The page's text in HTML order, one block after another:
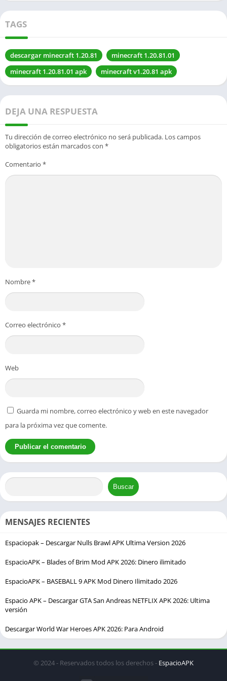
TAGS
descargar minecraft 1.20.81
minecraft 1.20.81.01
minecraft 1.20.81.01 apk
minecraft v1.20.81 apk
DEJA UNA RESPUESTA
Tu dirección de correo electrónico no será publicada. Los campos
obligatorios están marcados con *
Comentario *
Nombre*
Correo electrónico *
Web
Guarda mi nombre, correo electrónico y web en este navegador
para la próxima vez que comente.
Buscar
MENSAJES RECIENTES
Espaciopak – Descargar Nulls Brawl APK Ultima Version 2026
EspacioAPK – Blades of Brim Mod APK 2026: Dinero ilimitado
EspacioAPK – BASEBALL 9 APK Mod Dinero Ilimitado 2026
Espacio APK – Descargar GTA San Andreas NETFLIX APK 2026: Ultima
versión
Descargar World War Heroes APK 2026: Para Android
© 2024 - Reservados todos los derechos - EspacioAPK